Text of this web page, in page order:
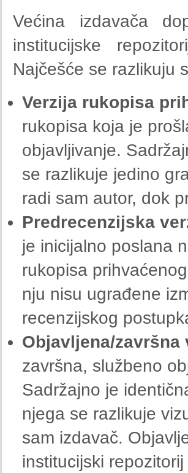
Većina izdavača
institucijske
Najčešće se razlikuju
Verzija rukopisa
rukopisa koja je
objavljivanje.
se razlikuje jedino
radi sam autor, dok
Predrecenzijska
je inicijalno poslana
rukopisa
nju nisu ugrađene
recenzijskog
Objavljena/završna
završna, službeno
Sadržajno je
njega se razlikuje
sam izdavač.
institucijski